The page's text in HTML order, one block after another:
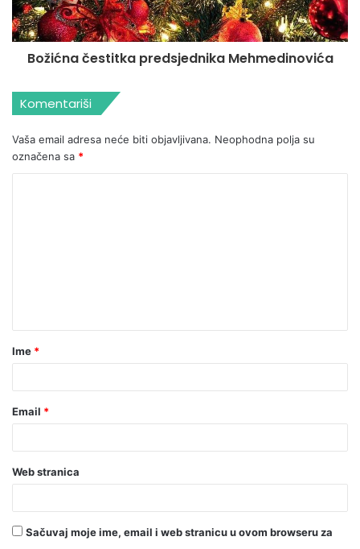
Božićna čestitka predsjednika Mehmedinovića
Komentariši
Vaša email adresa neće biti objavljivana. Neophodna polja su
označena sa *
Ime *
Email *
Web stranica
Sačuvaj moje ime, email i web stranicu u ovom browseru za